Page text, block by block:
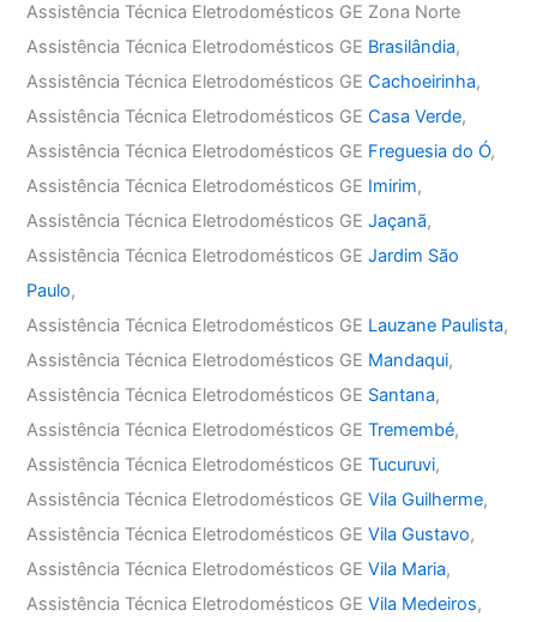
Assistência Técnica Eletrodomésticos GE Zona Norte
Assistência Técnica Eletrodomésticos GE Brasilândia,
Assistência Técnica Eletrodomésticos GECachoeirinha,
Assistência Técnica Eletrodomésticos GECasa Verde,
Assistência Técnica Eletrodomésticos GE Freguesia do Ó,
Assistência Técnica Eletrodomésticos GE Imirim,
Assistência Técnica Eletrodomésticos GEJaçanã,
Assistência Técnica Eletrodomésticos GEJardim São
Paulo,
Assistência Técnica Eletrodomésticos GE Lauzane Paulista,
Assistência Técnica Eletrodomésticos GE Mandaqui,
Assistência Técnica Eletrodomésticos GE Santana,
Assistência Técnica Eletrodomésticos GETremembé,
Assistência Técnica Eletrodomésticos GETucuruvi,
Assistência Técnica Eletrodomésticos GEVila Guilherme,
Assistência Técnica Eletrodomésticos GEVila Gustavo,
Assistência Técnica Eletrodomésticos GEVila Maria,
Assistência Técnica Eletrodomésticos GEVila Medeiros,